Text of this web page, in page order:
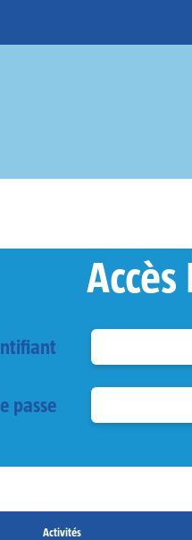
Accès
passe
Activités